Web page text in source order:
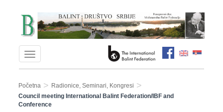
Početna > Radionice, Seminari, Kongresi >
Council meeting International Balint Federation/IBF and
Conference